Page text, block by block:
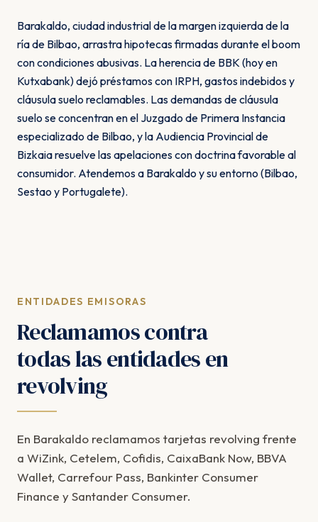
Barakaldo, ciudad industrial de la margen izquierda de la
ría de Bilbao, arrastra hipotecas firmadas durante el boom
con condiciones abusivas. La herencia de BBK (hoy en
Kutxabank) dejó préstamos con IRPH, gastos indebidos y
cláusula suelo reclamables. Las demandas de cláusula
suelo se concentran en el Juzgado de Primera Instancia
especializado de Bilbao, y la Audiencia Provincial de
Bizkaia resuelve las apelaciones con doctrina favorable al
consumidor. Atendemos a Barakaldo y su entorno (Bilbao,
Sestao y Portugalete).
ENTIDADES EMISORAS
Reclamamos contra
todas las entidades en
revolving
En Barakaldo reclamamos tarjetas revolving frente
a WiZink, Cetelem, Cofidis, CaixaBank Now, BBVA
Wallet, Carrefour Pass, Bankinter Consumer
Finance y Santander Consumer.